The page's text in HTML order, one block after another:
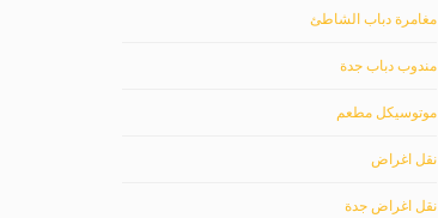
مغامرة دباب الشاطئ
مندوب دباب جدة
موتوسيكل مطعم
نقل اغراض
نقل اغراض جدة